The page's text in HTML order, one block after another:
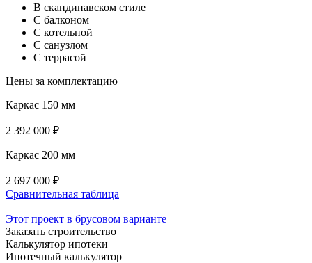
В скандинавском стиле
С балконом
С котельной
С санузлом
С террасой
Цены за комплектацию
Каркас 150 мм
2 392 000 ₽
Каркас 200 мм
2 697 000 ₽
Сравнительная таблица
Этот проект в брусовом варианте
Заказать строительство
Калькулятор ипотеки
Ипотечный калькулятор